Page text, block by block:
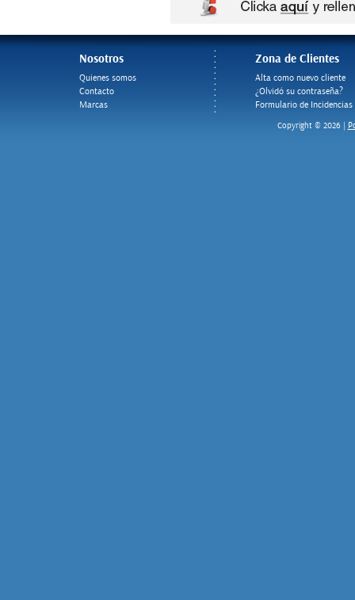
Nosotros
Quienes somos
Contacto
Marcas
Zona de Clientes
Alta como nuevo cliente
¿Olvidó su contraseña?
Formulario de Incidencias
Copyright © 2026 |